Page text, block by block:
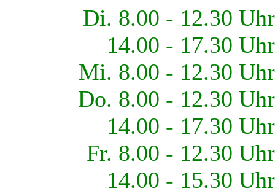
Di. 8.00 - 12.30 Uhr
14.00 - 17.30 Uhr
Mi. 8.00 - 12.30 Uhr
Do. 8.00 - 12.30 Uhr
14.00 - 17.30 Uhr
Fr. 8.00 - 12.30 Uhr
14.00 - 15.30 Uhr